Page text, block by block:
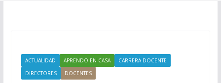
ACTUALIDAD APRENDO EN CASA
CARRERA DOCENTE
DIRECTORES
DOCENTES